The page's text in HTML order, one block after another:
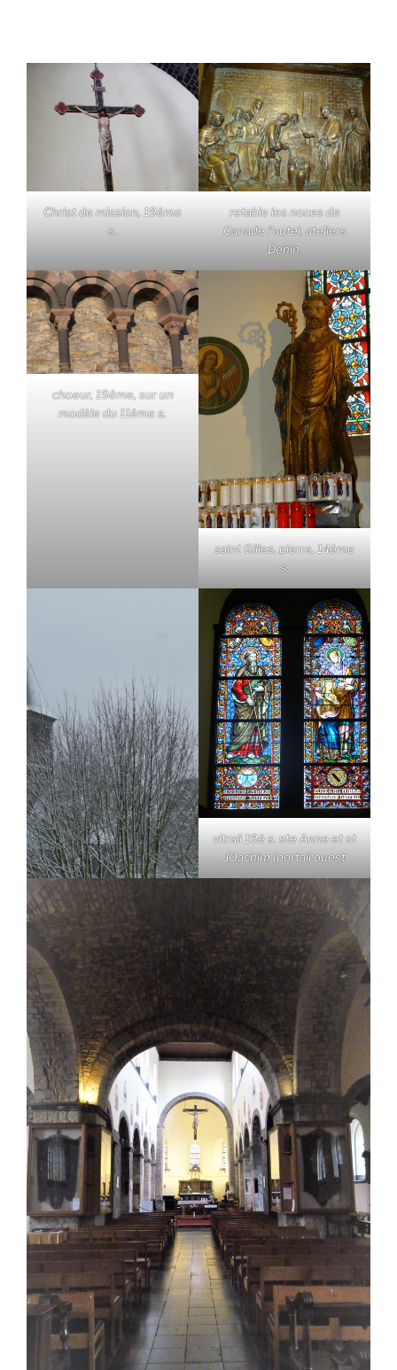
Christ de mission, 19ème
s.
retable les noces de
Canade l'autel, ateliers
Dehin,
choeur, 19ème, sur un
modèle du 11ème s.
saint Gilles, pierre, 14ème
s.
vitrail 19è s. ste Anne et st
JOachim (portail ouest